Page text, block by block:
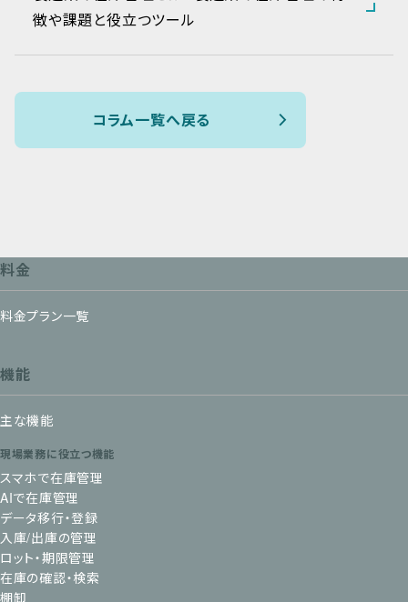
徴や課題と役立つツール
コラム一覧へ戻る
料金
料金プラン一覧
機能
主な機能
現場業務に役立つ機能
スマホで在庫管理
AIで在庫管理
データ移行・登録
入庫/出庫の管理
ロット・期限管理
在庫の確認・検索
棚卸